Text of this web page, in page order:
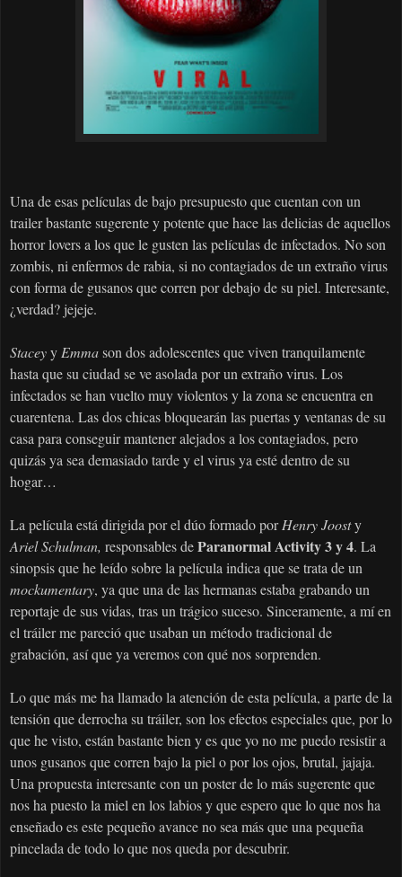
Una de esas películas de bajo presupuesto que cuentan con un
trailer bastante sugerente y potente que hace las delicias de aquellos
horror lovers a los que le gusten las películas de infectados. No son
zombis, ni enfermos de rabia, si no contagiados de un extraño virus
con forma de gusanos que corren por debajo de su piel. Interesante,
¿verdad? jejeje.
Staceyy Emmason dos adolescentes que viven tranquilamente
hasta que su ciudad se ve asolada por un extraño virus. Los
infectados se han vuelto muy violentos y la zona se encuentra en
cuarentena. Las dos chicas bloquearán las puertas y ventanas de su
casa para conseguir mantener alejados a los contagiados, pero
quizás ya sea demasiado tarde y el virus ya esté dentro de su
hogar…
La película está dirigida por el dúo formado porHenry Joosty
Ariel Schulman, responsables deParanormal Activity 3 y 4. La
sinopsis que he leído sobre la película indica que se trata de un
mockumentary, ya que una de las hermanas estaba grabando un
reportaje de sus vidas, tras un trágico suceso. Sinceramente, a mí en
el tráiler me pareció que usaban un método tradicional de
grabación, así que ya veremos con qué nos sorprenden.
Lo que más me ha llamado la atención de esta película, a parte de la
tensión que derrocha su tráiler, son los efectos especiales que, por lo
que he visto, están bastante bien y es que yo no me puedo resistir a
unos gusanos que corren bajo la piel o por los ojos, brutal, jajaja.
Una propuesta interesante con un poster de lo más sugerente que
nos ha puesto la miel en los labios y que espero que lo que nos ha
enseñado es este pequeño avance no sea más que una pequeña
pincelada de todo lo que nos queda por descubrir.